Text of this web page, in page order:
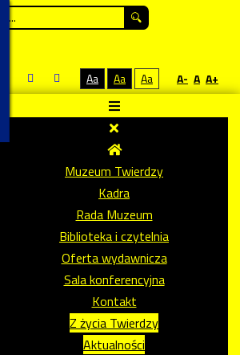
Aa Aa Aa A- A A+
Muzeum Twierdzy
Kadra
Rada Muzeum
Biblioteka i czytelnia
Oferta wydawnicza
Sala konferencyjna
Kontakt
Z życia Twierdzy
Aktualności